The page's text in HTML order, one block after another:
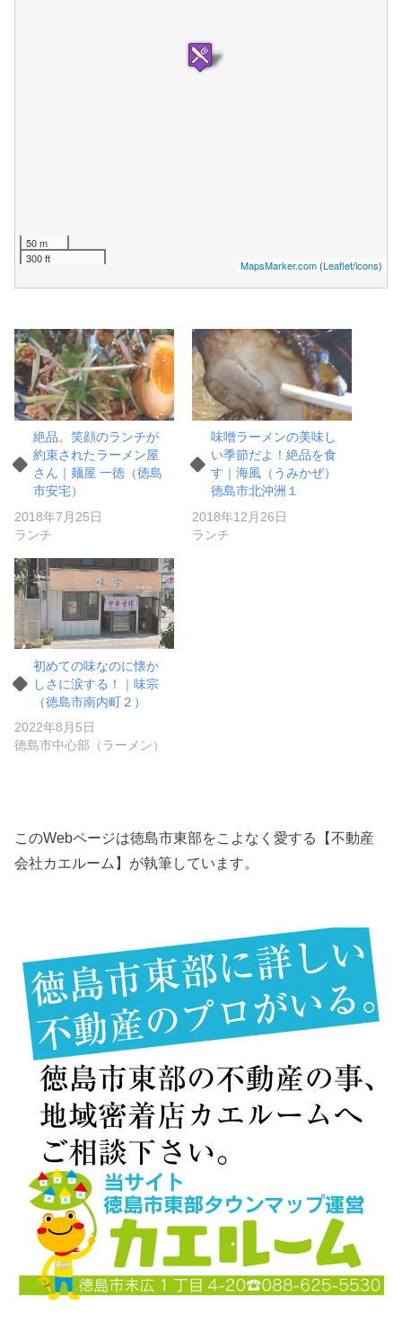
50 m
300 ft
MapsMarker.com (Leaflet/icons)
絶品。笑顔のランチが
約束されたラーメン屋
さん｜麺屋 一徳（徳島
市安宅）
2018年7月25日
ランチ
味噌ラーメンの美味し
い季節だよ！絶品を食
す｜海風（うみかぜ）
徳島市北沖洲１
2018年12月26日
ランチ
初めての味なのに懐か
しさに涙する！｜味宗
（徳島市南内町２）
2022年8月5日
徳島市中心部（ラーメン）
このWebページは徳島市東部をこよなく愛する【不動産
会社カエルーム】が執筆しています。